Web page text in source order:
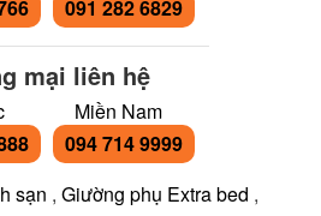
091 282 6829
mại liên hệ
Miền Nam
094 714 9999
sạn , Giường phụ Extra bed ,